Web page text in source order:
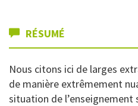
RÉSUMÉ
Nous citons ici de larges
de manière extrêmement
situation de l’enseignement